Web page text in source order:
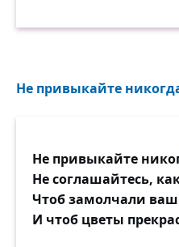
Не привыкайте
Не привыкайте
Не соглашайтесь,
Чтоб замолчали
И чтоб цветы